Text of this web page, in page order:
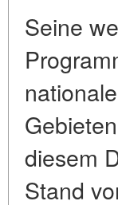
Seine
diesem
Stand